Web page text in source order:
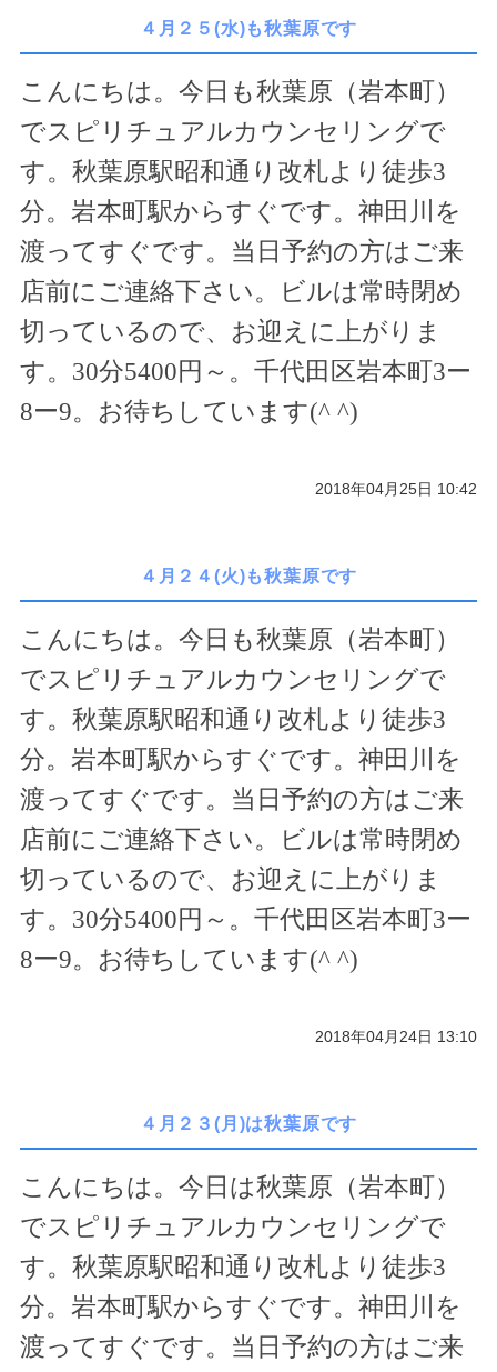
４月２５(水)も秋葉原です
こんにちは。今日も秋葉原（岩本町）
でスピリチュアルカウンセリングで
す。秋葉原駅昭和通り改札より徒歩3
分。岩本町駅からすぐです。神田川を
渡ってすぐです。当日予約の方はご来
店前にご連絡下さい。ビルは常時閉め
切っているので、お迎えに上がりま
す。 30分5400 円～。千代田区岩本町3ー
8ー9。お待ちしています(^ ^)
2018年04月25日 10:42
４月２４(火)も秋葉原です
こんにちは。今日も秋葉原（岩本町）
でスピリチュアルカウンセリングで
す。秋葉原駅昭和通り改札より徒歩3
分。岩本町駅からすぐです。神田川を
渡ってすぐです。当日予約の方はご来
店前にご連絡下さい。ビルは常時閉め
切っているので、お迎えに上がりま
す。 30分5400 円～。千代田区岩本町3ー
8ー9。お待ちしています(^ ^)
2018年04月24日 13:10
４月２３(月)は秋葉原です
こんにちは。今日は秋葉原（岩本町）
でスピリチュアルカウンセリングで
す。秋葉原駅昭和通り改札より徒歩3
分。岩本町駅からすぐです。神田川を
渡ってすぐです。当日予約の方はご来